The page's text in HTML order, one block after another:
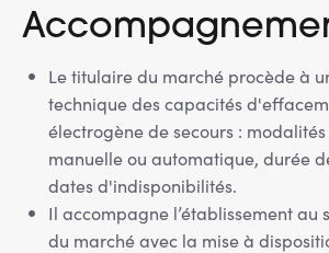
Le titulaire du marché procède à
technique des capacités
électrogène de secours :
manuelle ou automatique, durée
dates d'indisponibilités.
Il accompagne l’établissement au
du marché avec la mise à